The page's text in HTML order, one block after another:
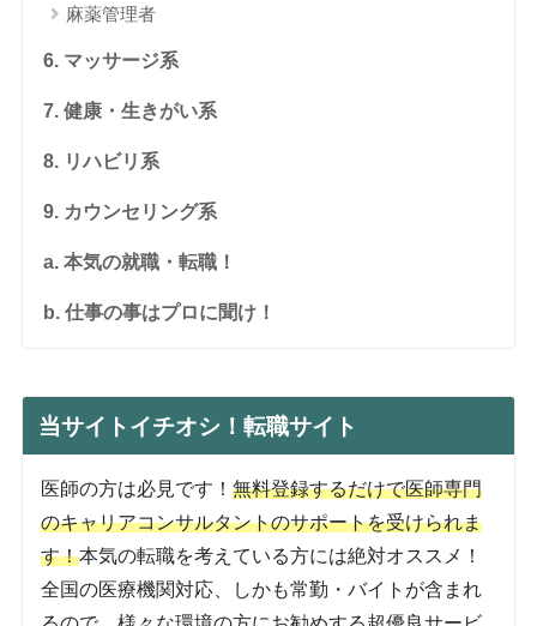
麻薬管理者
6. マッサージ系
7. 健康・生きがい系
8. リハビリ系
9. カウンセリング系
a. 本気の就職・転職！
b. 仕事の事はプロに聞け！
当サイトイチオシ！転職サイト
医師の方は必見です！ 無料登録するだけで医師専門
のキャリアコンサルタントのサポートを受けられま
す！本気の転職を考えている方には絶対オススメ！
全国の医療機関対応、しかも常勤・バイトが含まれ